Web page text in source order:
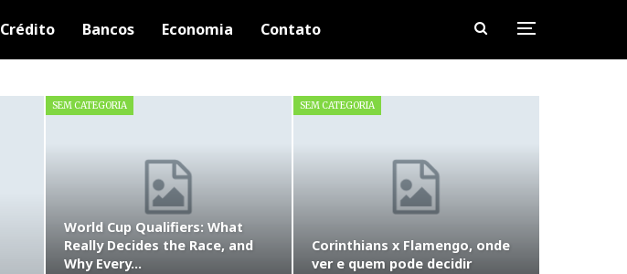
Crédito Bancos Economia Contato
SEM CATEGORIA
World Cup Qualifiers: What
Really Decides the Race, and
Why Every…
SEM CATEGORIA
Corinthians x Flamengo, onde
ver e quem pode decidir